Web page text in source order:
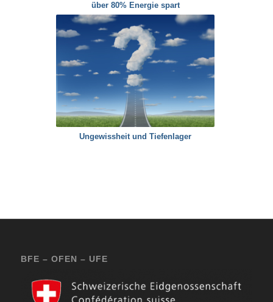
über 80% Energie spart
Ungewissheit und Tiefenlager
BFE – OFEN – UFE